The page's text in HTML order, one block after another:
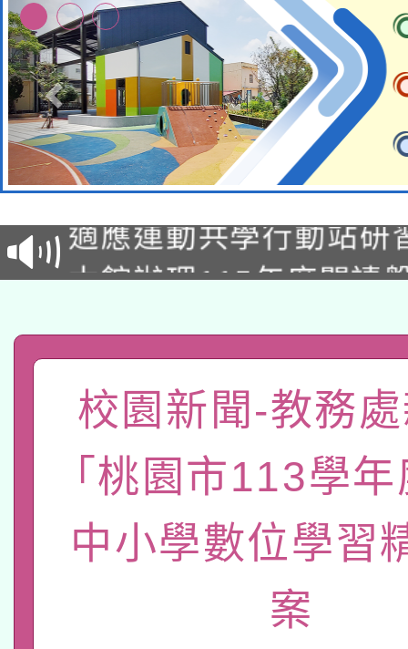
本校115學年度第2次
招甄選結果公告(無人
招)
適應運動共學行動站研
本館辦理115年度閱讀
礎課程
A3數位素養講師名單
「數位內容與教學軟
pilot」
有關大陸委員會函釋公
薪期間赴陸應申請許可
轉知經濟部水利署委託
業技術研究院辦理「
用水績優單位及節水達
115年8月22日(星期六
桃園市孔廟祈福系列
2026年桃園地景藝術
本校115學年度第2次
校園新聞-教務
「桃園市113學
中小學數位學習
案